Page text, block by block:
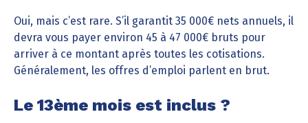
Oui, mais c’est rare. S’il garantit 35 000€ nets annuels, il
devra vous payer environ 45 à 47 000€ bruts pour
arriver à ce montant après toutes les cotisations.
Généralement, les offres d’emploi parlent en brut.
Le 13ème mois est inclus ?